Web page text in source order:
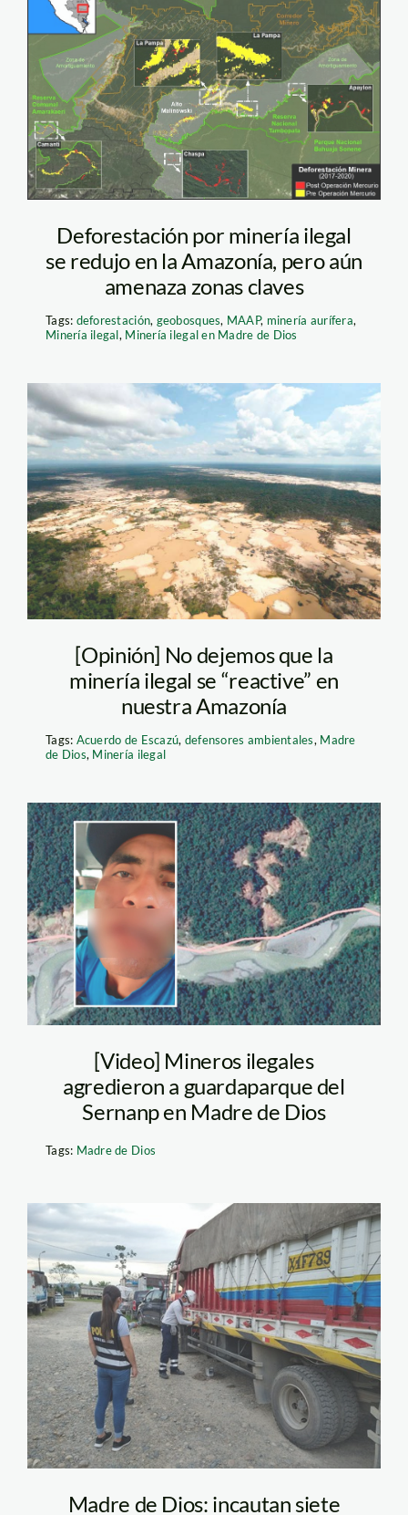
deforestacion
amazonia sur mineria
ilegal oro IMAGEN
MAAP
Deforestación por minería ilegal
se redujo en la Amazonía, pero aún
amenaza zonas claves
Tags: deforestación, geobosques, MAAP, minería aurífera,
Minería ilegal, Minería ilegal en Madre de Dios
mineria-madre-de-
dios-andina
[Opinión] No dejemos que la
minería ilegal se “reactive” en
nuestra Amazonía
Tags: Acuerdo de Escazú, defensores ambientales, Madre
de Dios, Minería ilegal
agresion-de-
guardaparque—
sernanp
[Video] Mineros ilegales
agredieron a guardaparque del
Sernanp en Madre de Dios
Tags: Madre de Dios
FEMA-intervencion-
vehiculos-Mazuko-1
Madre de Dios: incautan siete